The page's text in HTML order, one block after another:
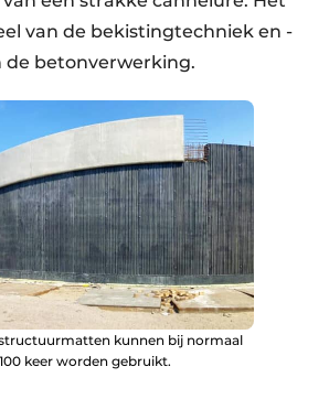
van de bekistingtechniek en -
de betonverwerking.
kunnen bij normaal
keer worden gebruikt.